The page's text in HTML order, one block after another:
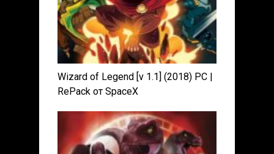
Wizard of Legend [v 1.1] (2018) PC |
RePack от SpaceX